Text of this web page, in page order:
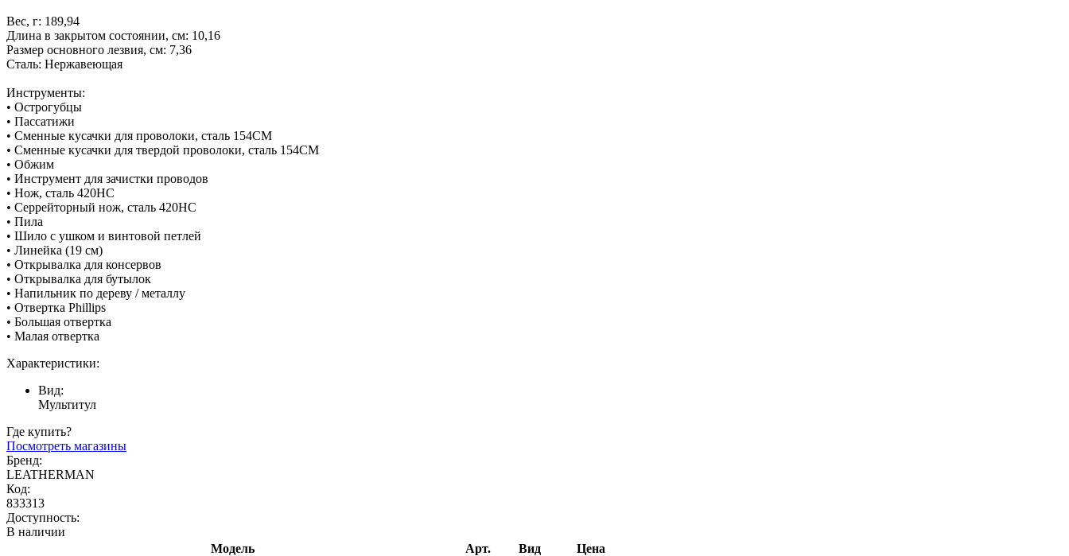
Вес, г: 189,94
Длина в закрытом состоянии, см: 10,16
Размер основного лезвия, см: 7,36
Сталь: Нержавеющая
Инструменты:
• Острогубцы
• Пассатижи
• Сменные кусачки для проволоки, сталь 154CM
• Сменные кусачки для твердой проволоки, сталь 154CM
• Обжим
• Инструмент для зачистки проводов
• Нож, сталь 420HC
• Серрейторный нож, сталь 420HC
• Пила
• Шило с ушком и винтовой петлей
• Линейка (19 см)
• Открывалка для консервов
• Открывалка для бутылок
• Напильник по дереву / металлу
• Отвертка Phillips
• Большая отвертка
• Малая отвертка
Характеристики:
Вид:
Мультитул
Где купить?
Посмотреть магазины
Бренд:
LEATHERMAN
Код:
833313
Доступность:
В наличии
Модель
Арт. Вид Цена